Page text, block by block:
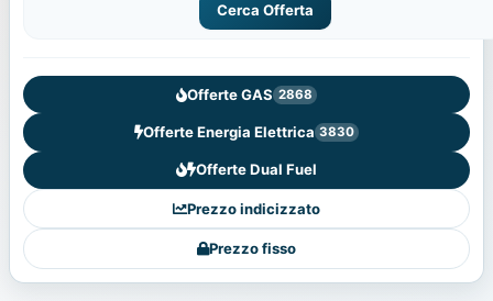
Cerca Offerta
Offerte GAS 2868
Offerte Energia Elettrica 3830
Offerte Dual Fuel
Prezzo indicizzato
Prezzo fisso